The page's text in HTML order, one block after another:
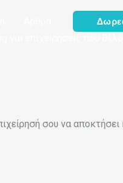
σου να αποκτήσει